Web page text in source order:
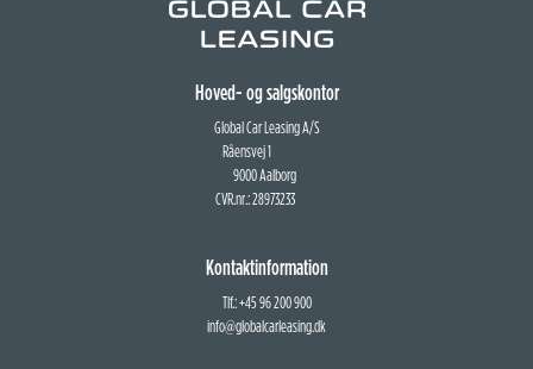
Hoved- og salgskontor
Global Car Leasing A/S
Råensvej 1
9000 Aalborg
CVR.nr.: 28973233
Kontaktinformation
Tlf.: +45 96 200 900
info@globalcarleasing.dk